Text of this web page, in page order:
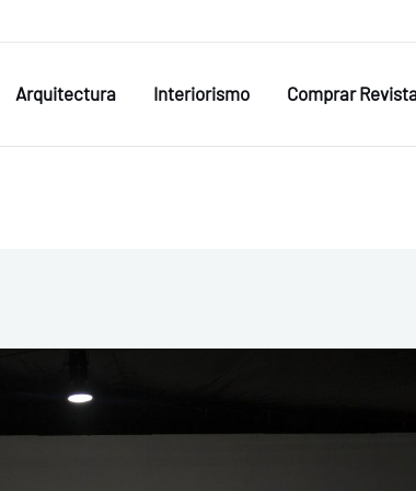
Arquitectura Interiorismo Comprar